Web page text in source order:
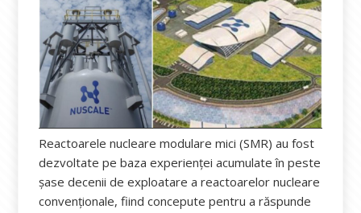
Reactoarele nucleare modulare mici (SMR) au fost
dezvoltate pe baza experienței acumulate în peste
șase decenii de exploatare a reactoarelor nucleare
convenționale, fiind concepute pentru a răspunde